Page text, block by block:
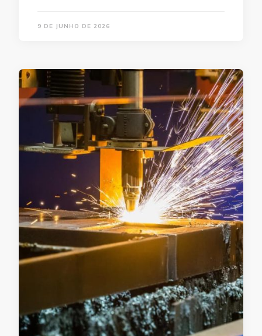
9 DE JUNHO DE 2026